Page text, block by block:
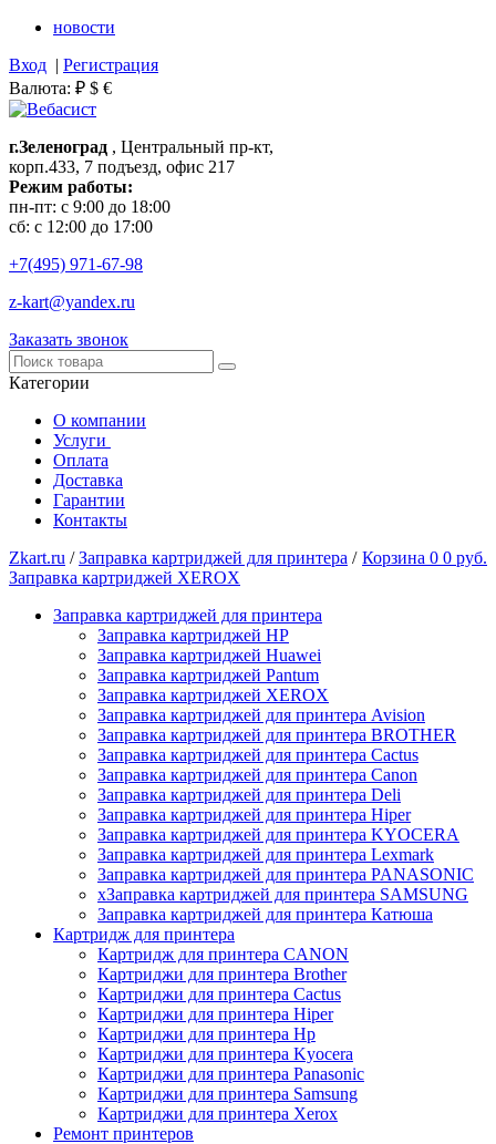
новости
Вход | Регистрация
Валюта: ₽ $ €
г.Зеленоград , Центральный пр-кт,
корп.433, 7 подъезд, офис 217
Режим работы:
пн-пт: с 9:00 до 18:00
сб: с 12:00 до 17:00
+7(495) 971-67-98
z-kart@yandex.ru
Заказать звонок
Категории
О компании
Услуги
Оплата
Доставка
Гарантии
Контакты
Корзина 0 0 руб.
Zkart.ru /Заправка картриджей для принтера /
Заправка картриджей XEROX
Заправка картриджей для принтера
Заправка картриджей HP
Заправка картриджей Huawei
Заправка картриджей Pantum
Заправка картриджей XEROX
Заправка картриджей для принтера Avision
Заправка картриджей для принтера BROTHER
Заправка картриджей для принтера Cactus
Заправка картриджей для принтера Canon
Заправка картриджей для принтера Deli
Заправка картриджей для принтера Hiper
Заправка картриджей для принтера KYOCERA
Заправка картриджей для принтера Lexmark
Заправка картриджей для принтера PANASONIC
xЗаправка картриджей для принтера SAMSUNG
Заправка картриджей для принтера Катюша
Картридж для принтера
Картридж для принтера CANON
Картриджи для принтера Brother
Картриджи для принтера Cactus
Картриджи для принтера Hiper
Картриджи для принтера Hp
Картриджи для принтера Kyocera
Картриджи для принтера Panasonic
Картриджи для принтера Samsung
Картриджи для принтера Xerox
Ремонт принтеров